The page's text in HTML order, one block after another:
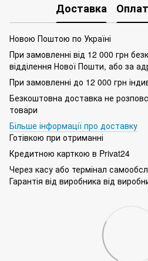
Доставка
Новою Поштою по Україні
При замовленні від 12 000 грн
відділення Нової Пошти, або за
При замовленні до 12 000 грн
Безкоштовна доставка не
товари
Більше інформації про доставку
Готівкою при отриманні
Кредитною карткою в Privat24
Через касу або термінал
Гарантія від виробника від